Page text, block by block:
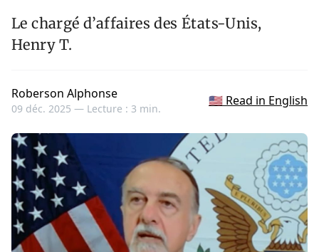
Le chargé d’affaires des États-Unis,
Henry T.
Roberson Alphonse
09 déc. 2025 — Lecture : 3 min.
🇺🇸 Read in English